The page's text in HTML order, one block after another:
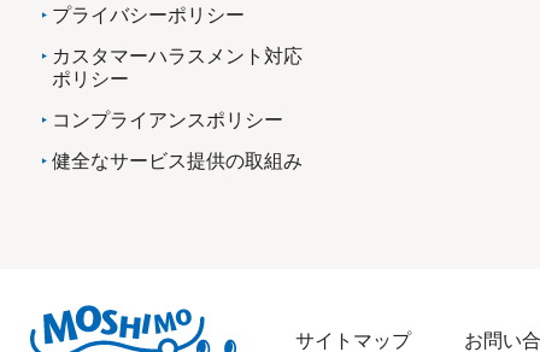
プライバシーポリシー
カスタマーハラスメント対応
ポリシー
コンプライアンスポリシー
健全なサービス提供の取組み
サイトマップ お問い